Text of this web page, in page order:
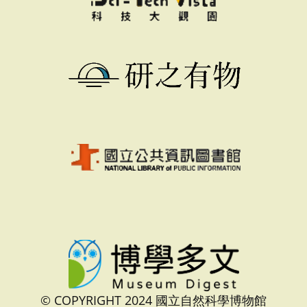
© COPYRIGHT 2024 國立自然科學博物館